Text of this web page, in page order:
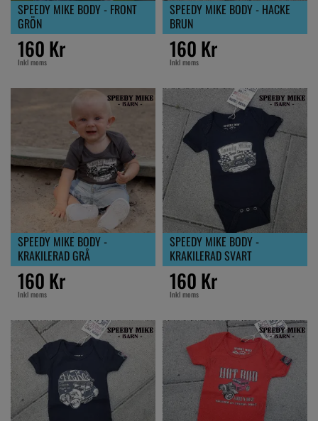
SPEEDY MIKE BODY - FRONT
GRÖN
160 Kr
Inkl moms
SPEEDY MIKE BODY - HACKE
BRUN
160 Kr
Inkl moms
SPEEDY MIKE BODY -
KRAKILERAD GRÅ
160 Kr
Inkl moms
SPEEDY MIKE BODY -
KRAKILERAD SVART
160 Kr
Inkl moms